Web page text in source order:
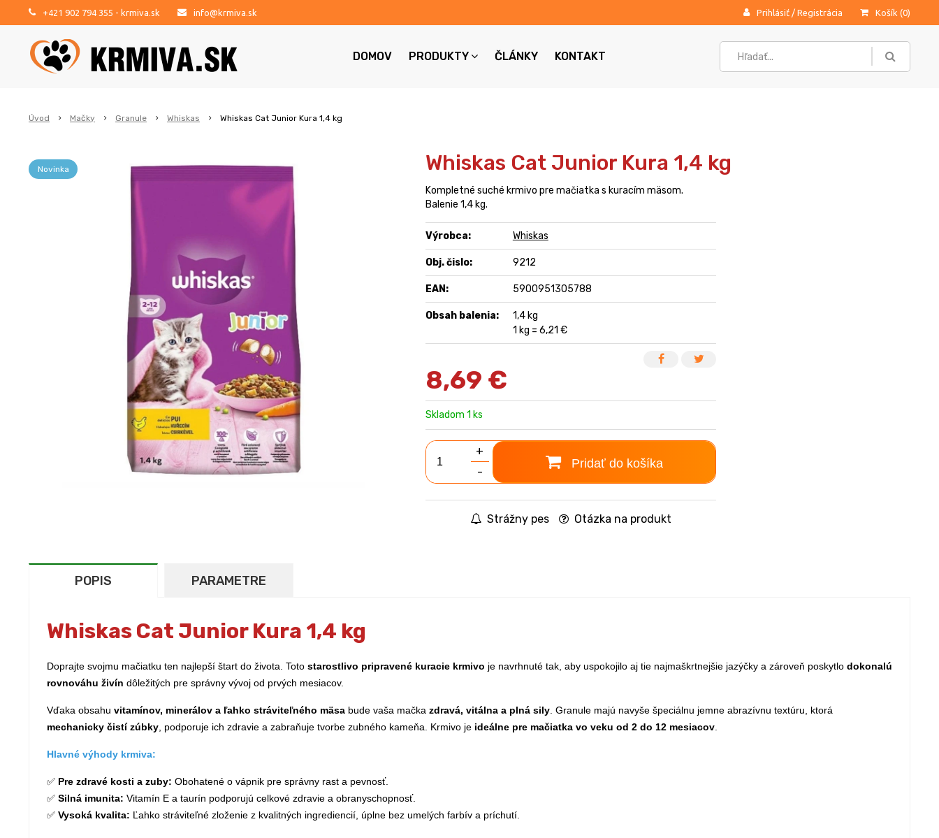
+421 902 794 355 - krmiva.sk info@krmiva.sk Prihlásiť / Registrácia Košík (0)
DOMOV PRODUKTY ČLÁNKY KONTAKT
Úvod Mačky Granule Whiskas Whiskas Cat Junior Kura 1,4 kg
Novinka Whiskas Cat Junior Kura 1,4 kg
Kompletné suché krmivo pre mačiatka s kuracím mäsom.
Balenie 1,4 kg.
Výrobca: Whiskas
Obj. čislo: 9212
EAN: 5900951305788
Obsah balenia:
1,4 kg
1 kg = 6,21 €
8,69 €
Skladom 1 ks
+
-
Pridať do košíka
Strážny pes Otázka na produkt
POPIS PARAMETRE
Whiskas Cat Junior Kura 1,4 kg
Doprajte svojmu mačiatku ten najlepší štart do života. Toto starostlivo pripravené kuracie krmivo je navrhnuté tak, aby uspokojilo aj tie najmaškrtnejšie jazýčky a zároveň poskytlo dokonalú
rovnováhu živín dôležitých pre správny vývoj od prvých mesiacov.
Vďaka obsahu vitamínov, minerálov a ľahko stráviteľného mäsa bude vaša mačka zdravá, vitálna a plná sily . Granule majú navyše špeciálnu jemne abrazívnu textúru, ktorá
mechanicky čistí zúbky , podporuje ich zdravie a zabraňuje tvorbe zubného kameňa. Krmivo je ideálne pre mačiatka vo veku od 2 do 12 mesiacov
Hlavné výhody krmiva:
✅ Pre zdravé kosti a zuby: Obohatené o vápnik pre správny rast a pevnosť.
✅ Silná imunita: Vitamín E a taurín podporujú celkové zdravie a obranyschopnosť.
✅ Vysoká kvalita: Ľahko stráviteľné zloženie z kvalitných ingrediencií, úplne bez umelých farbív a príchutí.